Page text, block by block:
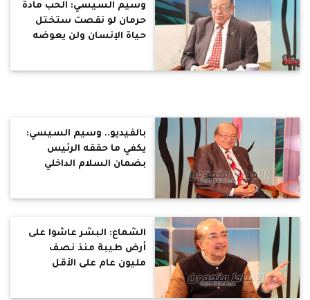
وسيم السيسي: الحب مادة
حرمان لو نقصت ستختل
حياة الإنسان ولن يعوضه
بالفيديو.. وسيم السيسي:
يكفي ما حققه الرئيس
بضمان السلام الداخلي
الشماع: البشر عاشوا على
أرض طيبة منذ نصف
مليون عام على الأقل